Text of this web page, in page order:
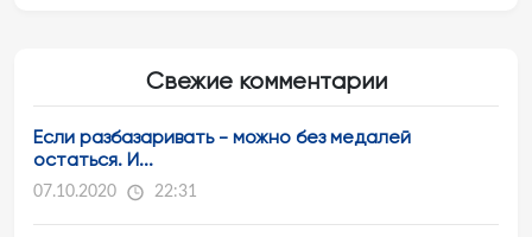
Свежие комментарии
Если разбазаривать - можно без медалей
остаться. И...
07.10.2020 22:31